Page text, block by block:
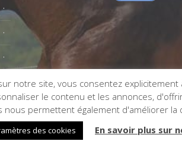
notre site, vous consentez explicitement
le contenu et les annonces,
nous permettent également d'améliorer la
des cookies En savoir plus sur